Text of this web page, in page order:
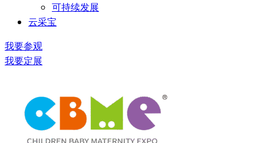
可持续发展
云采宝
我要参观
我要定展